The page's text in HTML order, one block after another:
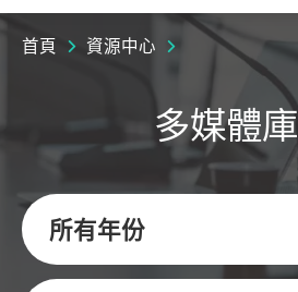
首頁 資源中心
多媒體庫
所有年份